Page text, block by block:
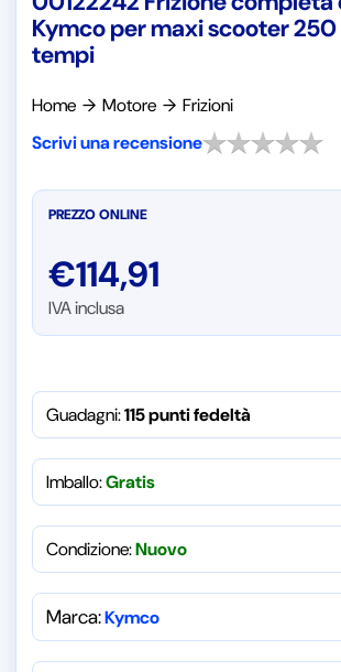
Kymco per maxi scooter
tempi
Home → Motore → Frizioni
Scrivi una recensione
PREZZO ONLINE
€114,91
IVA inclusa
Guadagni:115 punti fedeltà
Imballo:Gratis
Condizione:Nuovo
Marca:Kymco